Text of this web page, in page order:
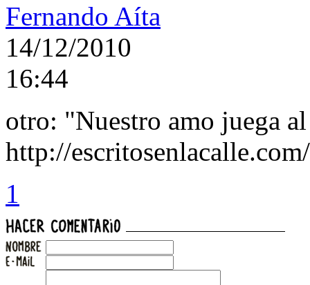
Fernando Aíta
14/12/2010
16:44
otro: "Nuestro amo juega
http://
1